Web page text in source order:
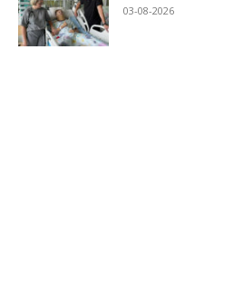
03-08-2026